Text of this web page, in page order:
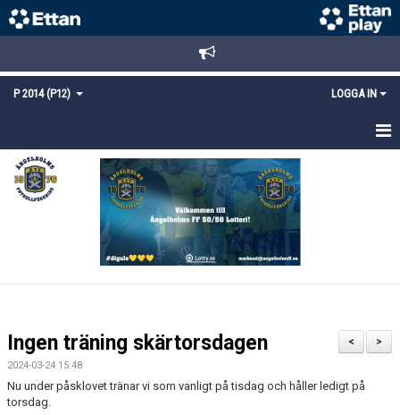
P 2014 (P12) LOGGA IN
HEM
NYHETER
DOKUMENT
KONTAKT
>
<
Ingen träning skärtorsdagen
2024-03-24 15:48
Nu under påsklovet tränar vi som vanligt på tisdag och håller ledigt på
torsdag.